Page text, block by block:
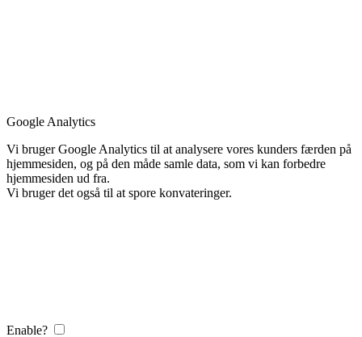
Google Analytics
Vi bruger Google Analytics til at analysere vores kunders færden på
hjemmesiden, og på den måde samle data, som vi kan forbedre
hjemmesiden ud fra.
Vi bruger det også til at spore konvateringer.
Enable?